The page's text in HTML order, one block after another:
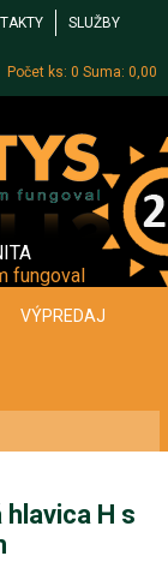
SLUŽBY
Počet ks: 0 Suma: 0,00
fungoval
VÝPREDAJ
H s